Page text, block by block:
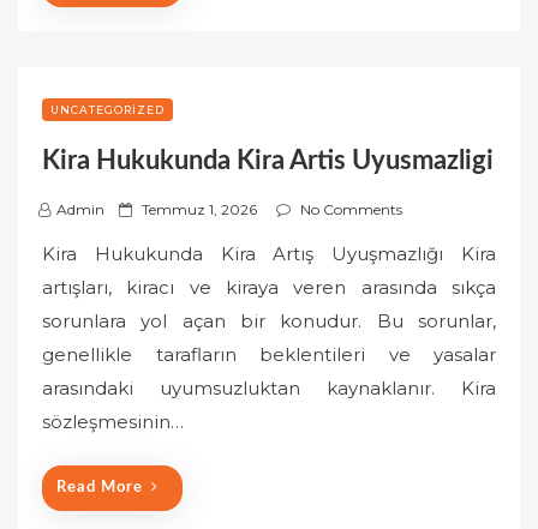
UNCATEGORIZED
Kira Hukukunda Kira Artis Uyusmazligi
Admin
P
s
t
o
Temmuz 1, 2026 No Comments
Kira Hukukunda Kira Artış Uyuşmazlığı Kira
artışları, kiracı ve kiraya veren arasında sıkça
sorunlara yol açan bir konudur. Bu sorunlar,
genellikle tarafların beklentileri ve yasalar
arasındaki uyumsuzluktan kaynaklanır. Kira
sözleşmesinin…
Read More